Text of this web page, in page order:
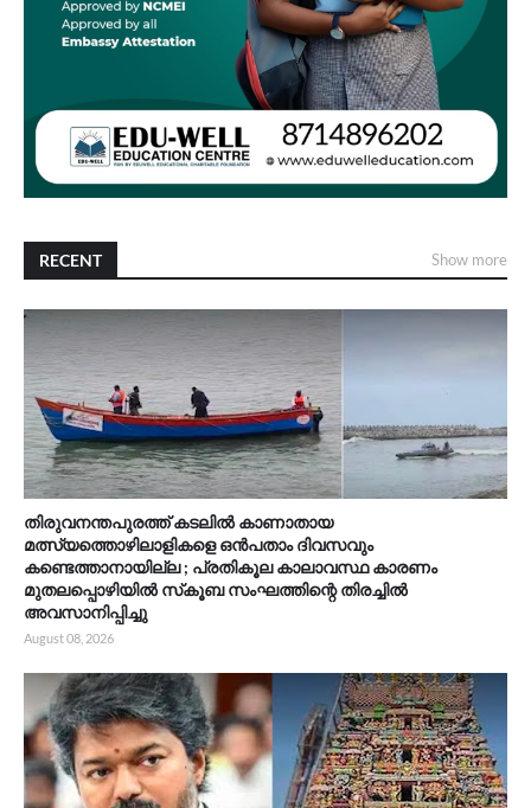
RECENT Show more
തിരുവനന്തപുരത്ത് കടലിൽ കാണാതായ
മത്സ്യത്തൊഴിലാളികളെ ഒൻപതാം ദിവസവും
കണ്ടെത്താനായില്ല ; പ്രതികൂല കാലാവസ്ഥ കാരണം
മുതലപ്പൊഴിയിൽ സ്‌കൂബ സംഘത്തിന്റെ തിരച്ചിൽ
അവസാനിപ്പിച്ചു
August 08, 2026